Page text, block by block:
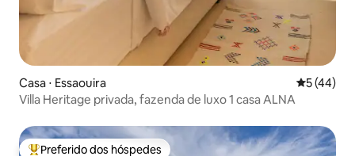
Casa ⋅ Essaouira 5 de uma
5 (44)
Villa Heritage privada, fazenda de luxo 1 casa ALNA
Preferido dos hóspedes